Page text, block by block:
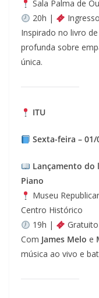
Sala Palma de
20h |
Inspirado no livro de
profunda sobre
única.
ITU
Sexta-feira – 01/
Lançamento do
Piano
Museu
Centro Histórico
19h |
Gratuito
Com James Melo e
música ao vivo e